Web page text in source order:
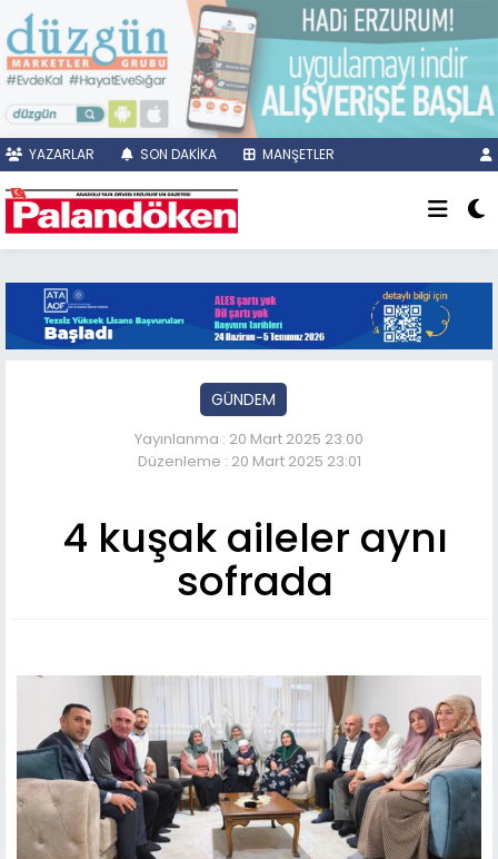
YAZARLAR SON DAKİKA MANŞETLER
GÜNDEM
Yayınlanma : 20 Mart 2025 23:00
Düzenleme : 20 Mart 2025 23:01
4 kuşak aileler aynı
sofrada